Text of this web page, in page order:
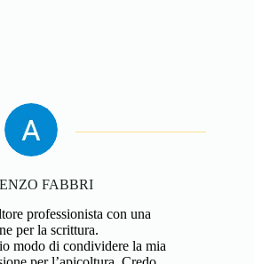
FABBRI
professionista con una
per la scrittura.
modo di condividere la mia